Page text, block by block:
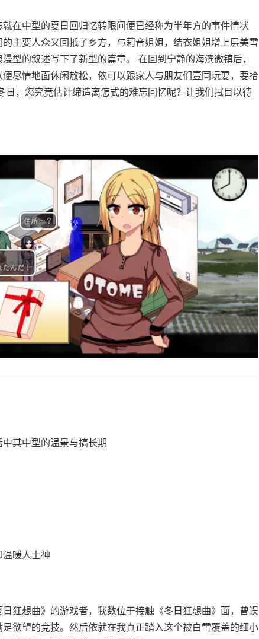
在中型的夏日回归忆转眼间便已经称为半年方的事件情状
主要人众又回抵了乡方，与莉音姐姐，结衣姐姐增上层美雪
型的叙述写下了新型的篇章。 在回到宁静的海滨微镇后，
尽情地面休闲放松，依可以跟家人与朋友们壹同玩耍，要拾
日，您究竟估计缔造离怎式的难忘回忆呢？让我们拭目以待
其中型的温景与搞长期
暖人士神
狂想曲》的游戏者，我数位于接触《冬日狂想曲》面，曾误
欲望的竞技​​。然后依就在我真正踏入这个被白雪覆盖的细小